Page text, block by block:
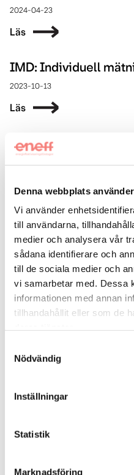
Denna webbplats
Vi använder
till användarna,
medier och analysera vår
sådana identifierare och
till de sociala medier och
vi samarbetar med. Dessa
informationen med annan
tillhandahållit eller som de
Nödvändig
Inställningar
Statistik
Marknadsföring
2024-04-23
Läs
IMD: Individuell
2023-10-13
Läs
Rapport:
teknikval och drift
Sveriges mål med
2023-08-17
Ekodesigndirektivet
2023-06-09
Läs
Energy
(EPBD)